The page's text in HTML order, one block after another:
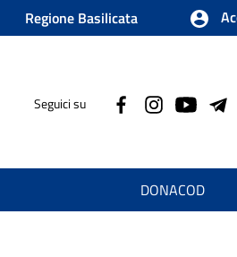
Regione Basilicata
Seguici su
DONACOD